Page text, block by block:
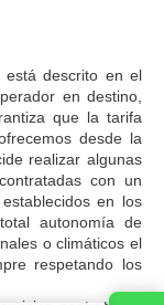
está descrito en el
en destino,
que la tarifa
desde la
realizar algunas
con un
en los
autonomía de
o climáticos el
respetando los